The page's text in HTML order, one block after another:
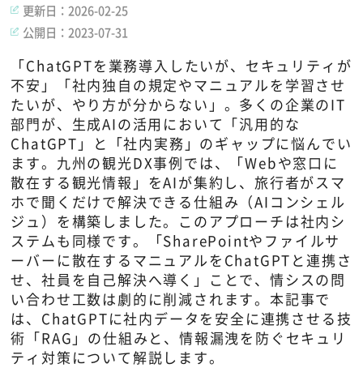
更新日：2026-02-25
公開日：2023-07-31
「ChatGPTを業務導入したいが、セキュリティが
不安」「社内独自の規定やマニュアルを学習させ
たいが、やり方が分からない」。多くの企業のIT
部門が、生成AIの活用において「汎用的な
ChatGPT」と「社内実務」のギャップに悩んでい
ます。九州の観光DX事例では、「Webや窓口に
散在する観光情報」をAIが集約し、旅行者がスマ
ホで聞くだけで解決できる仕組み（AIコンシェル
ジュ）を構築しました。このアプローチは社内シ
ステムも同様です。「SharePointやファイルサ
ーバーに散在するマニュアルをChatGPTと連携さ
せ、社員を自己解決へ導く」ことで、情シスの問
い合わせ工数は劇的に削減されます。本記事で
は、ChatGPTに社内データを安全に連携させる技
術「RAG」の仕組みと、情報漏洩を防ぐセキュリ
ティ対策について解説します。